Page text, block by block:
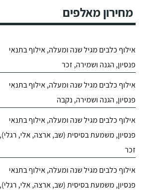
מחירון מאלפים
אילוף כלבים מגיל שנה ומעלה, אילוף בתנאי
פנסיון, הגנה ושמירה, זכר
אילוף כלבים מגיל שנה ומעלה, אילוף בתנאי
פנסיון, הגנה ושמירה, נקבה
אילוף כלבים מגיל שנה ומעלה, אילוף בתנאי
פנסיון, משמעת בסיסית (שב, ארצה, אלי, רגלי),
זכר
אילוף כלבים מגיל שנה ומעלה, אילוף בתנאי
פנסיון, משמעת בסיסית (שב, ארצה, אלי, רגלי),